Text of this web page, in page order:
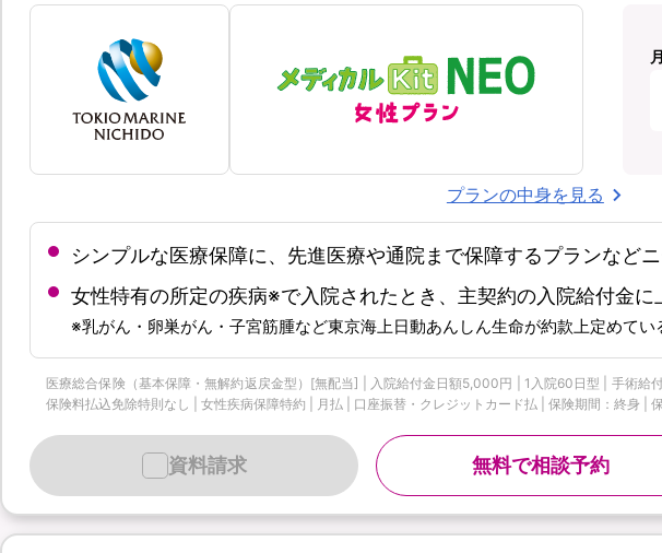
プランの中身を見る
シンプルな医療保障に、先進医療や通院まで保障するプランなど
女性特有の所定の疾病※で入院されたとき、主契約の入院給付金に
※乳がん・卵巣がん・子宮筋腫など東京海上日動あんしん生命が約款上定めてい
医療総合保険（基本保障・無解約返戻金型）[無配当] | 入院給付金日額5,000円 | 1入院60日型 | 手術
保険料払込免除特則なし | 女性疾病保障特約 | 月払 | 口座振替・クレジットカード払 | 保険期間：終身
無料で相談予約
資料請求